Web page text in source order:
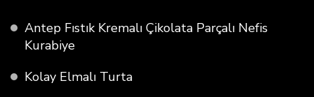
Antep Fıstık Kremalı Çikolata Parçalı Nefis
Kurabiye
Kolay Elmalı Turta